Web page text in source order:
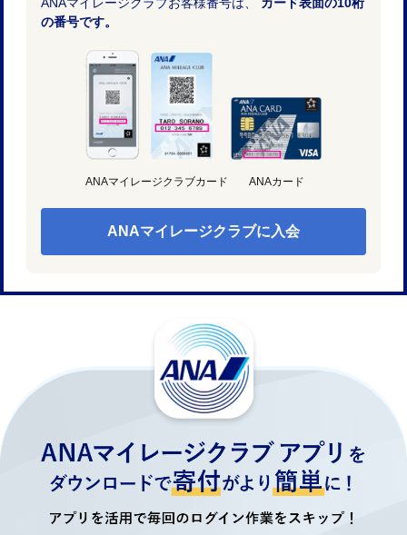
の番号です。
ANAマイレージクラブカード ANAカード
ANAマイレージクラブに入会